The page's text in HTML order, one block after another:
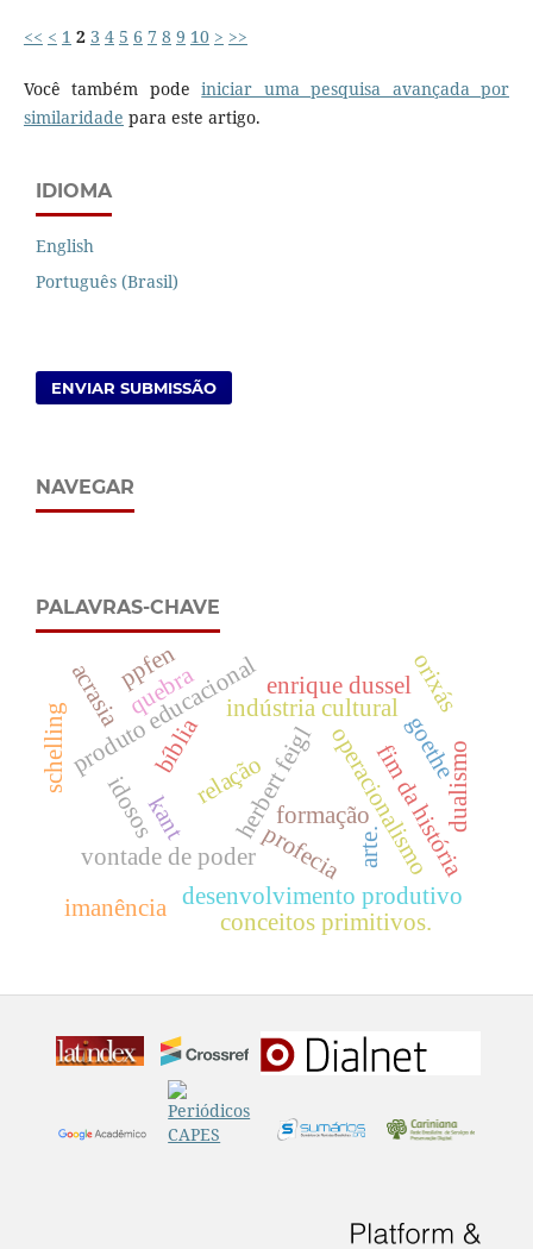
<< < 1 2 3 4 5 6 7 8 9 10 > >>
Você também podeiniciar uma pesquisa avançada por
similaridade para este artigo.
IDIOMA
English
Português (Brasil)
ENVIAR SUBMISSÃO
NAVEGAR
PALAVRAS-CHAVE
kant herbert feigl
bíblia
profecia
produto educacional
relação
vontade de poder
acrasia
desenvolvimento produtivo
formação
indústria cultural
conceitos primitivos.
operacionalismo
fim da história
idosos
enrique dussel
arte.
schelling goethe
dualismo
imanência
quebra
ppfen orixás